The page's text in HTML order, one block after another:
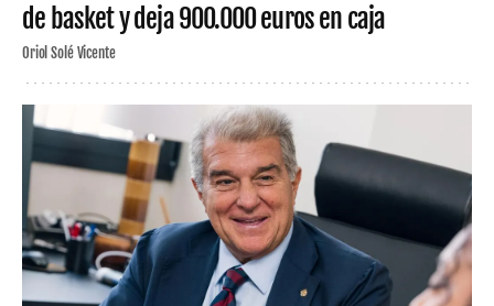
de basket y deja 900.000 euros en caja
Oriol Solé Vicente